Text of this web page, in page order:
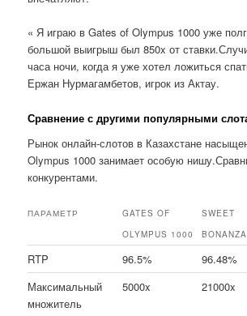
« Я играю в Gates of Olympus 1000 уже
большой выигрыш был 850x от
часа ночи, когда я уже хотел ложиться
Ержан Нурмагамбетов, игрок из Актау.
Сравнение с другими популярными
Рынок онлайн-слотов в Казахстане
Olympus 1000 занимает особую
конкурентами.
ПАРАМЕТР
GATES OF
OLYMPUS 1000
SWEET
BONANZA
RTP 96.5% 96.48%
Максимальный
множитель
5000x 21000x